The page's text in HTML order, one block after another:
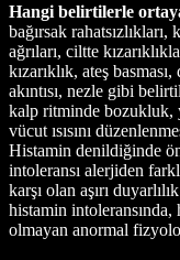
Hangi belirtilerle
bağırsak
ağrıları, ciltte
kızarıklık, ateş
akıntısı, nezle gibi
kalp ritminde bozukluk,
vücut ısısını
Histamin denildiğinde
intoleransı alerjiden
karşı olan aşırı
histamin
olmayan anormal